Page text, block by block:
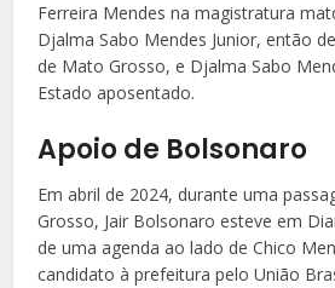
Ferreira Mendes na magistratura
Djalma Sabo Mendes Junior, então
de Mato Grosso, e Djalma Sabo
Estado aposentado.
Apoio de Bolsonaro
Em abril de 2024, durante uma
Grosso, Jair Bolsonaro esteve em
de uma agenda ao lado de Chico
candidato à prefeitura pelo União